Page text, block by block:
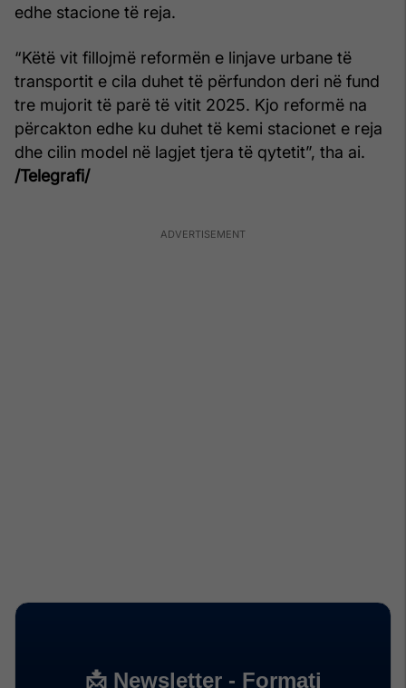
edhe stacione të reja.
“Këtë vit fillojmë reformën e linjave urbane të
transportit e cila duhet të përfundon deri në fund
tre mujorit të parë të vitit 2025. Kjo reformë na
përcakton edhe ku duhet të kemi stacionet e reja
dhe cilin model në lagjet tjera të qytetit”, tha ai.
/Telegrafi/